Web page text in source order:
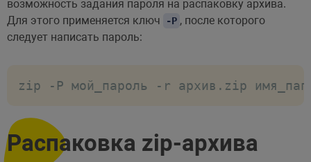
возможность задания пароля на распаковку архива.
Для этого применяется ключ
-P , после которого
следует написать пароль:
zip -P мой_пароль -r архив.zip
Распаковка zip-архива